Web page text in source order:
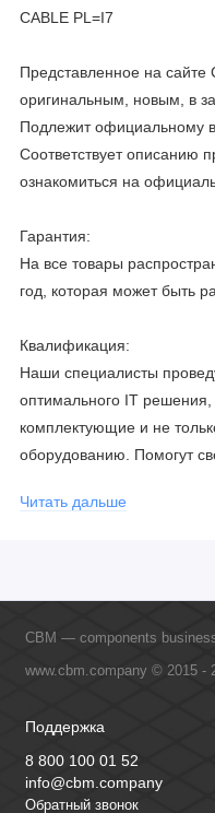
CABLE PL=I7
Представленное на сайте
оригинальным, новым, в
Подлежит официальному
Соответствует описанию
ознакомиться на
Гарантия:
На все товары
год, которая может быть
Квалификация:
Наши специалисты
оптимального IT
комплектующие и не
оборудованию. Помогут
официальными
Читать дальше
CBM — components
www.cbm.company © 2015 -
Поддержка
8 800 100 01 52
info@cbm.company
Обратный звонок